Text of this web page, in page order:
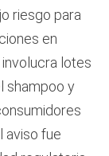
riesgo para
en
lotes
shampoo y
aviso fue